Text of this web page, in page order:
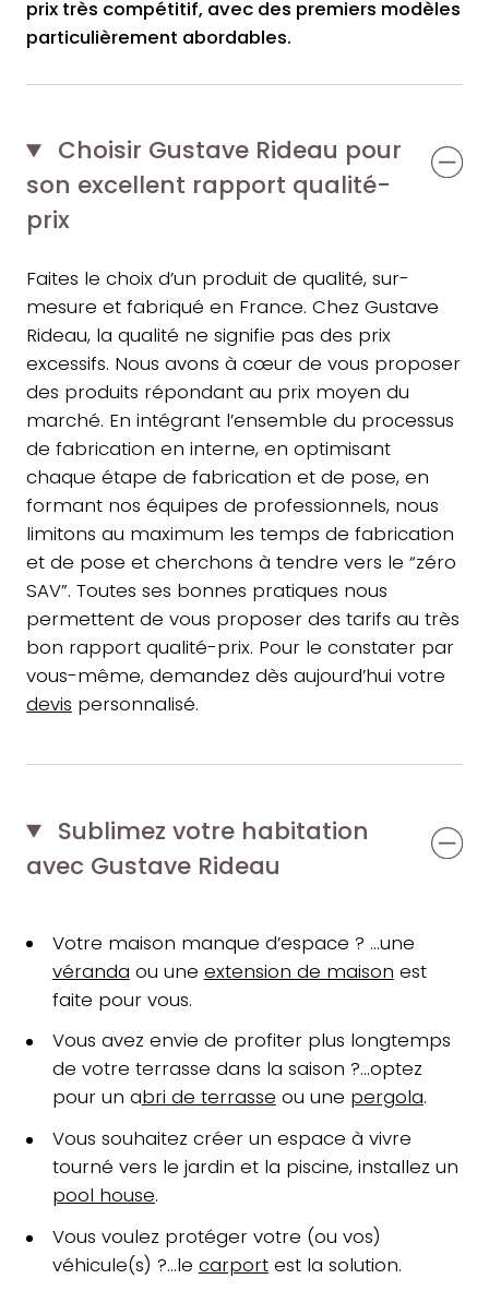
prix très compétitif, avec des premiers modèles
particulièrement abordables.
Choisir Gustave Rideau pour
son excellent rapport qualité-
prix
Faites le choix d’un produit de qualité, sur-
mesure et fabriqué en France. Chez Gustave
Rideau, la qualité ne signifie pas des prix
excessifs. Nous avons à cœur de vous proposer
des produits répondant au prix moyen du
marché. En intégrant l’ensemble du processus
de fabrication en interne, en optimisant
chaque étape de fabrication et de pose, en
formant nos équipes de professionnels, nous
limitons au maximum les temps de fabrication
et de pose et cherchons à tendre vers le “zéro
SAV”. Toutes ses bonnes pratiques nous
permettent de vous proposer des tarifs au très
bon rapport qualité-prix. Pour le constater par
vous-même, demandez dès aujourd’hui votre
devis personnalisé.
Sublimez votre habitation
avec Gustave Rideau
Votre maison manque d’espace ? …une
véranda ou une extension de maison est
faite pour vous.
Vous avez envie de profiter plus longtemps
de votre terrasse dans la saison ?…optez
pour un abri de terrasse ou une pergola.
Vous souhaitez créer un espace à vivre
tourné vers le jardin et la piscine, installez un
pool house.
Vous voulez protéger votre (ou vos)
véhicule(s) ?…le carportest la solution.